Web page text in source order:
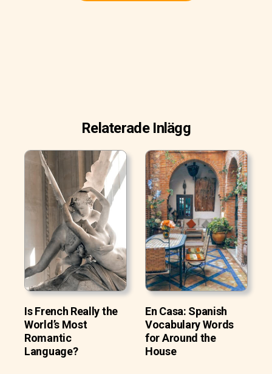
Relaterade Inlägg
Is French Really the
World’s Most
Romantic
Language?
En Casa: Spanish
Vocabulary Words
for Around the
House